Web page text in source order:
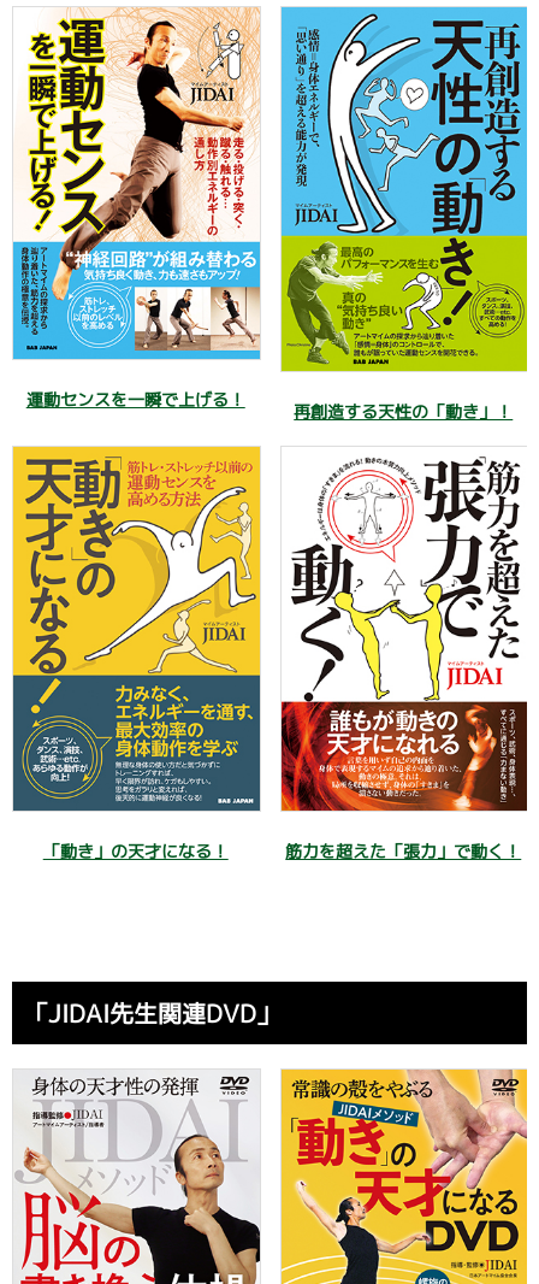
運動センスを一瞬で上げる！
再創造する天性の「動き」！
「動き」の天才になる！ 筋力を超えた「張力」で動く！
「JIDAI先生関連DVD」